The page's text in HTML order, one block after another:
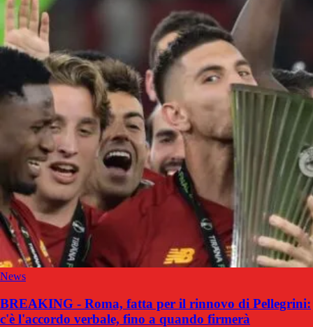
News
BREAKING - Roma, fatta per il rinnovo di Pellegrini:
c'è l'accordo verbale, fino a quando firmerà